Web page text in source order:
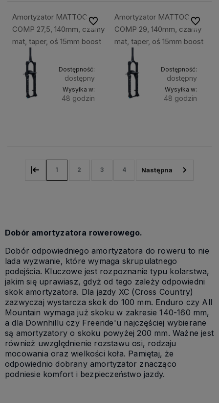
Amortyzator MATTOC
COMP 27,5, 140mm, czarny
mat, taper, oś 15mm boost
Dostępność:
dostępny
Wysyłka w:
48 godzin
Do ulubionychAmortyzator MATTOC
COMP 29, 140mm, czarny
mat, taper, oś 15mm boost
Dostępność:
dostępny
Wysyłka w:
48 godzin
Do
1 2 3 4
Dobór amortyzatora rowerowego.
Dobór odpowiedniego amortyzatora do roweru to nie
lada wyzwanie, które wymaga skrupulatnego
podejścia. Kluczowe jest rozpoznanie typu kolarstwa,
jakim się uprawiasz, gdyż od tego zależy odpowiedni
skok amortyzatora. Dla jazdy XC (Cross Country)
zazwyczaj wystarcza skok do 100 mm. Enduro czy All
Mountain wymaga już skoku w zakresie 140-160 mm,
a dla Downhillu czy Freeride'u najczęściej wybierane
są amortyzatory o skoku powyżej 200 mm. Ważne jest
również uwzględnienie rozstawu osi, rodzaju
mocowania oraz wielkości koła. Pamiętaj, że
odpowiednio dobrany amortyzator znacząco
podniesie komfort i bezpieczeństwo jazdy.